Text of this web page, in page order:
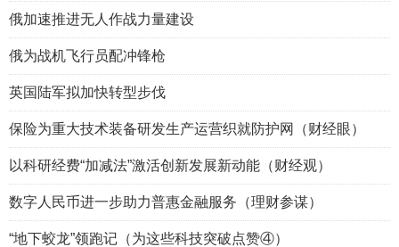
俄加速推进无人作战力量建设
俄为战机飞行员配冲锋枪
英国陆军拟加快转型步伐
保险为重大技术装备研发生产运营织就防护网（财经眼）
以科研经费“加减法”激活创新发展新动能（财经观）
数字人民币进一步助力普惠金融服务（理财参谋）
“地下蛟龙”领跑记（为这些科技突破点赞④）